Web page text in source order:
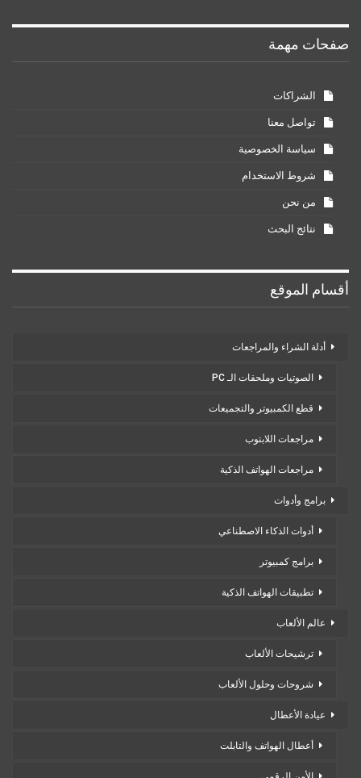
صفحات مهمة
الشراكات
تواصل معنا
سياسة الخصوصية
شروط الاستخدام
من نحن
نتائج البحث
أقسام الموقع
أدلة الشراء والمراجعات
الصوتيات وملحقات الـ PC
قطع الكمبيوتر والتجميعات
مراجعات اللابتوب
مراجعات الهواتف الذكية
برامج وأدوات
أدوات الذكاء الاصطناعي
برامج كمبيوتر
تطبيقات الهواتف الذكية
عالم الألعاب
ترشيحات الألعاب
شروحات وحلول الألعاب
عيادة الأعطال
أعطال الهواتف والتابلت